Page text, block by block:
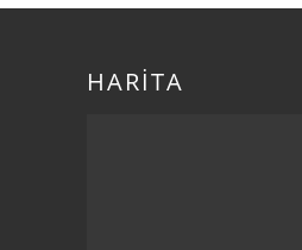
HARİTA